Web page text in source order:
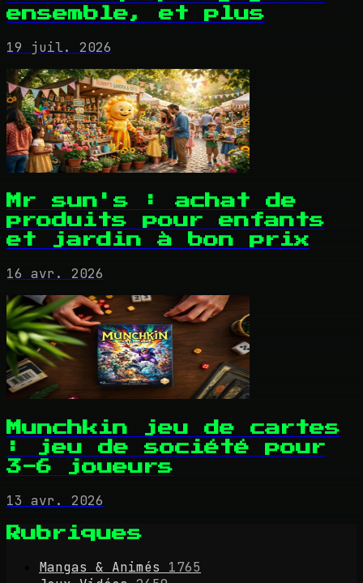
ensemble, et plus
19 juil. 2026
Mr sun's : achat de
produits pour enfants
et jardin à bon prix
16 avr. 2026
Munchkin jeu de cartes
: jeu de société pour
3-6 joueurs
13 avr. 2026
Rubriques
Mangas & Animés
1765